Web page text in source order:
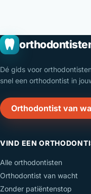
Dé gids voor
snel een orthodontist in
Orthodontist van
VIND EEN
Alle orthodontisten
Orthodontist van wacht
Zonder patiëntenstop